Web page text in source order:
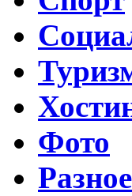
Фото
Разное